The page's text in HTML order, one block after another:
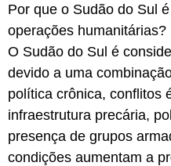
Por que o Sudão do Sul
operações humanitárias?
O Sudão do Sul é
devido a uma
política crônica, conflitos
infraestrutura precária,
presença de grupos
condições aumentam a